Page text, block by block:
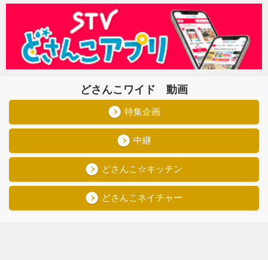
どさんこワイド 動画
特集企画
中継
どさんこ☆キッチン
どさんこネイチャー